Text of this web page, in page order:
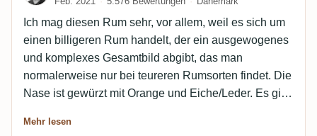
Ich mag diesen Rum sehr, vor allem, weil es sich um
einen billigeren Rum handelt, der ein ausgewogenes
und komplexes Gesamtbild abgibt, das man
normalerweise nur bei teureren Rumsorten findet. Die
Nase ist gewürzt mit Orange und Eiche/Leder. Es gibt
Ende. Am Gaumen ist er komplex und gut
Mehr lesen